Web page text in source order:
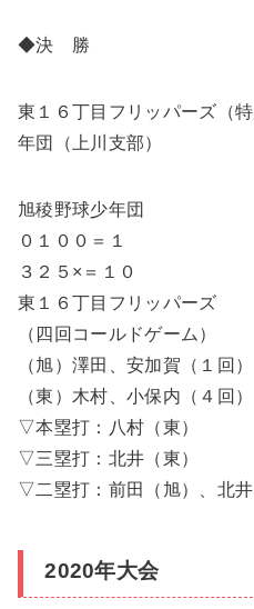
◆決 勝
東１６丁目フリッパーズ（
年団（上川支部）
旭稜野球少年団
０１００＝１
３２５×＝１０
東１６丁目フリッパーズ
（四回コールドゲーム）
（旭）澤田、安加賀（１回
（東）木村、小保内（４回
▽本塁打：八村（東）
▽三塁打：北井（東）
▽二塁打：前田（旭）、北井
2020年大会